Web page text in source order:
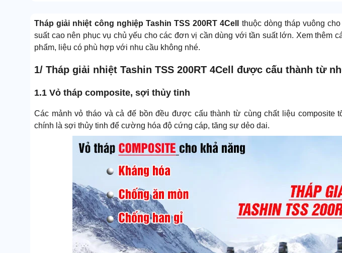
Tháp giải nhiệt công nghiệp Tashin TSS 200RT 4Cell
thuộc dòng tháp vuông
suất cao nên phục vụ chủ yếu cho các đơn vị cần dùng với tần suất lớn. Xem thêm
phẩm, liệu có phù hợp với nhu cầu không nhé.
1/ Tháp giải nhiệt Tashin TSS 200RT 4Cell được cấu thành từ
1.1 Vỏ tháp composite, sợi thủy tinh
Các mảnh vỏ tháo và cả đế bồn đều được cấu thành từ cùng chất liệu composite
chính là sợi thủy tinh để cường hóa độ cứng cáp, tăng sự dẻo dai.